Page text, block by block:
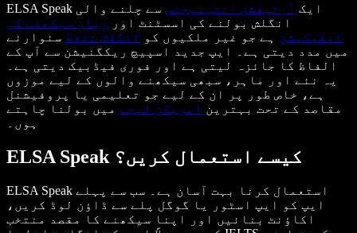
ELSA Speak ایک آرٹیفشل انٹیلیجنس سے چلنے والی
انگلش بولنے کی اسسٹنٹ اور
زبان سیکھنے کی
اپلیکیشن
ہے جو غیر ملکیوں کو انگلش تلفظ سنوارنے
میں مدد دیتی ہے۔ ایپ جدید اسپیچ ریکگنیشن سے آپ کے
الفاظ کا جائزہ لیتی ہے اور فوری فیڈبیک دیتی ہے۔
یہ نئے اور ماہر، سبھی سیکھنے والوں کے لیے موزوں
ہے، خاص طور پر ان کے لیے جو تعلیمی یا پروفیشنل
مقاصد کے تحت بہترین امریکن لہجے میں بولنا چاہتے
ہوں۔
ELSA Speak کیسے استعمال کریں؟
ELSA Speak استعمال کرنا بہت آسان ہے۔ سب سے پہلے
ایپ کو ایپ اسٹور یا گوگل پلے سے ڈاؤن لوڈ کریں،
اکاؤنٹ بنائیں اور اپنا سیکھنے کا مقصد منتخب